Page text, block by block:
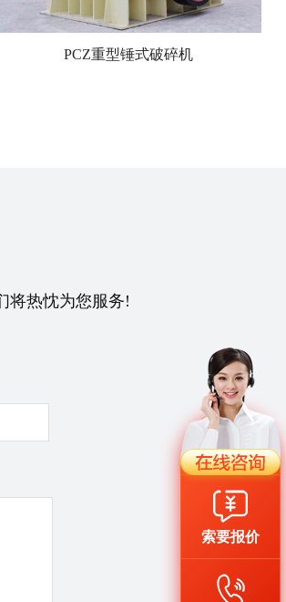
PCZ重型锤式破碎机
将热忱为您服务!
索要报价